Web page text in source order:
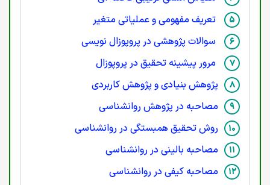
تعریف مفهومی و عملیاتی متغیر
سوالات پژوهشی در پروپوزال نویسی
مرور پیشینه تحقیق در پروپوزال
پژوهش بنیادی و پژوهش کاربردی
مصاحبه در پژوهش روانشناسی
روش تحقیق همبستگی در روانشناسی
مصاحبه بالینی در روانشناسی
مصاحبه کیفی در روانشناسی